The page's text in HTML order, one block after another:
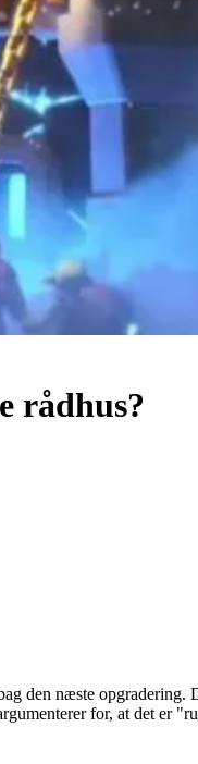
rådhus?
den næste
for, at det er